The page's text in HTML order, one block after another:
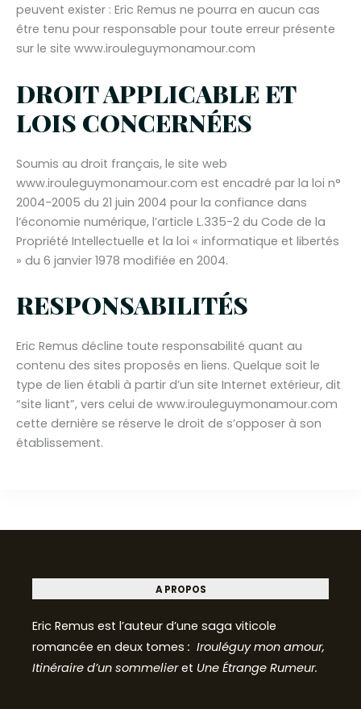
peuvent exister : Eric Remus ne pourra en aucun cas
être tenu pour responsable pour toute erreur présente
sur le site www.irouleguymonamour.com
DROIT APPLICABLE ET
LOIS CONCERNÉES
Soumis au droit français, le site web
www.irouleguymonamour.com est encadré par la loi n°
2004-2005 du 21 juin 2004 pour la confiance dans
l’économie numérique, l’article L.335-2 du Code de la
Propriété Intellectuelle et la loi « informatique et libertés
» du 6 janvier 1978 modifiée en 2004.
RESPONSABILITÉS
Eric Remus décline toute responsabilité quant au
contenu des sites proposés en liens. Quelque soit le
type de lien établi à partir d’un site Internet extérieur, dit
“site liant”, vers celui de www.irouleguymonamour.com
cette dernière se réserve le droit de s’opposer à son
établissement.
A PROPOS
Eric Remus est l’auteur d’une saga viticole
romancée en deux tomes : Irouléguy mon amour,
Itinéraire d’un sommelieret Une Étrange Rumeur.